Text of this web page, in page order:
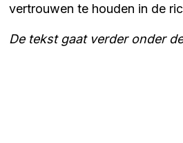
vertrouwen te houden in de
De tekst gaat verder onder